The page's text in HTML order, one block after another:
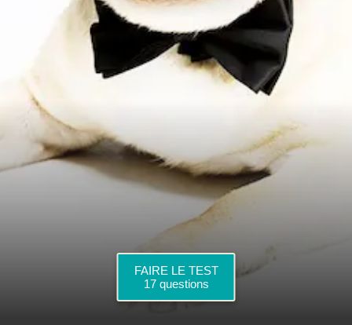
FAIRE LE TEST
17 questions